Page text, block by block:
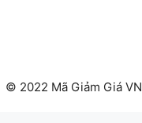
© 2022 Mã Giảm Giá VN